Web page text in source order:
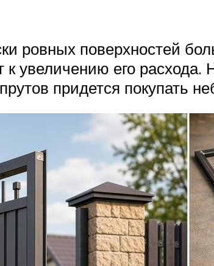
ровных поверхностей
увеличению его
придется покупать